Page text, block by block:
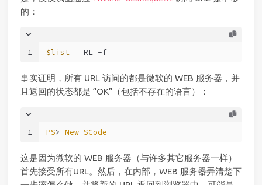
的：
1 $list = RL -f
事实证明，所有 URL 访问的都是微软的 WEB 服务器，并
且返回的状态都是 “OK”（包括不存在的语言）：
1 PS> New-SCode
这是因为微软的 WEB 服务器（与许多其它服务器一样）
首先接受所有URL。然后，在内部，WEB 服务器弄清楚下